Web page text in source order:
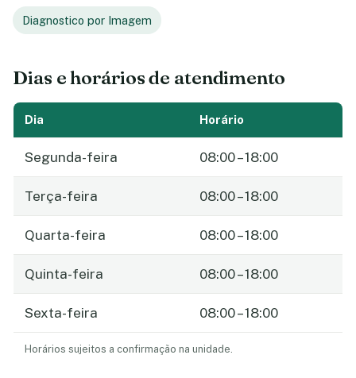
Diagnostico por Imagem
Dias e horários de atendimento
Dia Horário
Segunda-feira 08:00 – 18:00
Terça-feira 08:00 – 18:00
Quarta-feira 08:00 – 18:00
Quinta-feira 08:00 – 18:00
Sexta-feira 08:00 – 18:00
Horários sujeitos a confirmação na unidade.